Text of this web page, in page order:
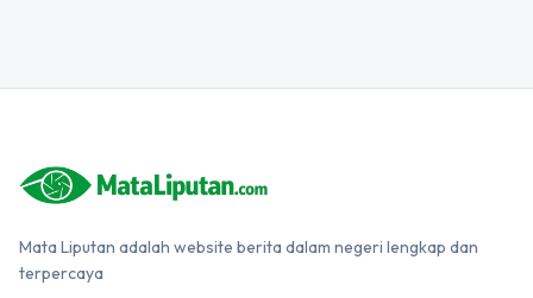
Mata Liputan adalah website berita dalam negeri lengkap dan
terpercaya